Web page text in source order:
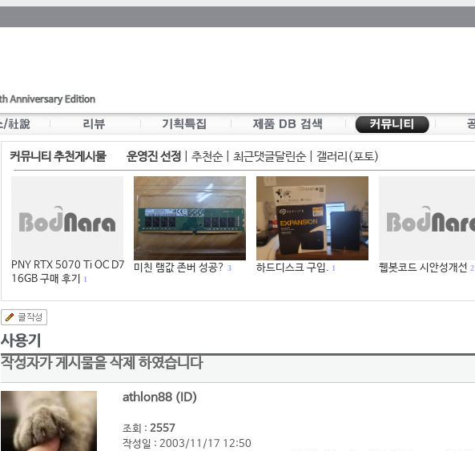
커뮤니티 추천게시물 운영진 선정 추천순| 최근댓글달린순| 갤러리(포토)
PNY RTX 5070 Ti OC D7
16GB 구매 후기
1
미친 램값 존버 성공? 3 하드디스크 구입. 1 웹봇코드 시안성개선 2
작성자가 게시물을 삭제 하였습니다
athlon88 (ID)
조회 : 2557
작성일 : 2003/11/17 12:50